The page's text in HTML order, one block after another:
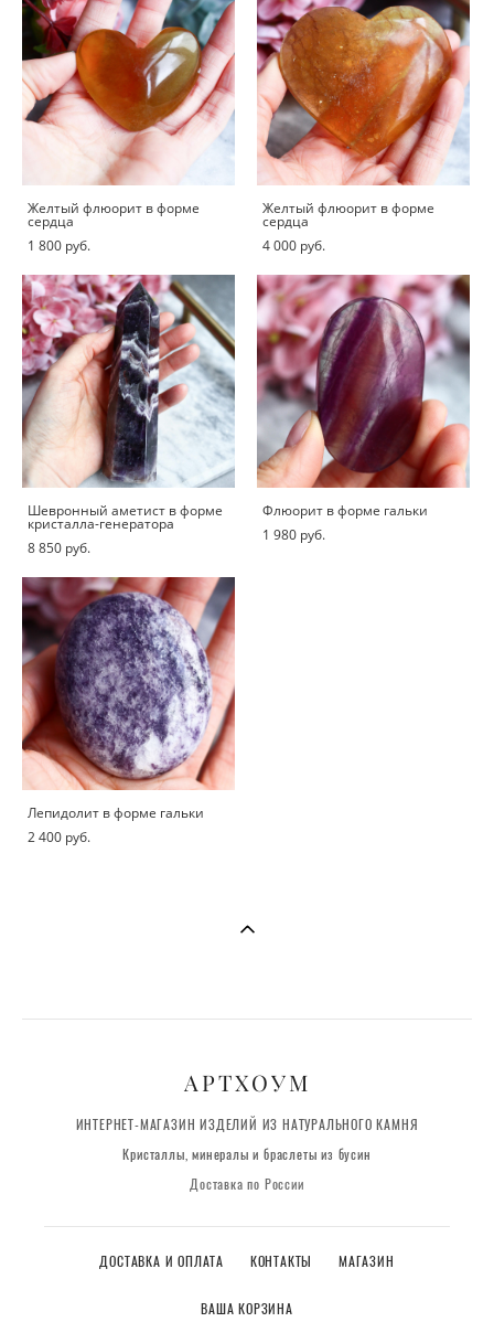
Желтый флюорит в форме
сердца
1 800 pуб.
Желтый флюорит в форме
сердца
4 000 pуб.
Шевронный аметист в форме
кристалла-генератора
8 850 pуб.
Флюорит в форме гальки
1 980 pуб.
Лепидолит в форме гальки
2 400 pуб.
АРТХОУМ
ИНТЕРНЕТ-МАГАЗИН ИЗДЕЛИЙ ИЗ НАТУРАЛЬНОГО КАМНЯ
Кристаллы, минералы и браслеты из бусин
Доставка по России
ДОСТАВКА И ОПЛАТА КОНТАКТЫ МАГАЗИН
ВАША КОРЗИНА